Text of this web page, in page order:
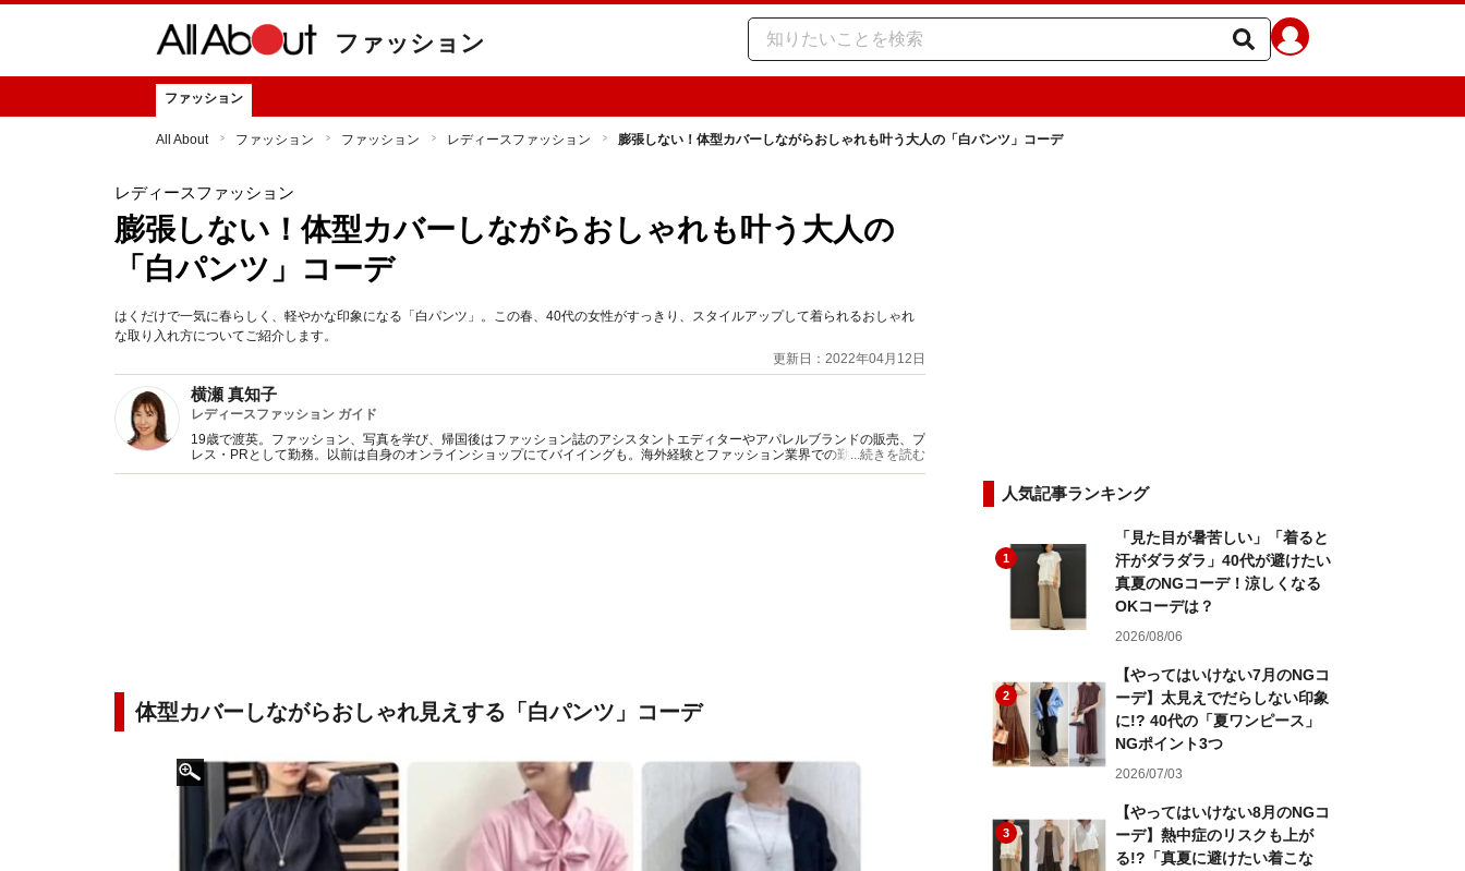
ファッション
ファッション
All About ファッション ファッション レディースファッション 膨張しない！体型カバーしながらおしゃれも叶う大人の「白パンツ」コーデ
レディースファッション
膨張しない！体型カバーしながらおしゃれも叶う大人の
「白パンツ」コーデ
はくだけで一気に春らしく、軽やかな印象になる「白パンツ」。この春、40代の女性がすっきり、スタイルアップして着られるおしゃれ
な取り入れ方についてご紹介します。
更新日：2022年04月12日
横瀬 真知子
レディースファッション ガイド
19歳で渡英。ファッション、写真を学び、帰国後はファッション誌のアシスタントエディターやアパレルブランドの販売、プ
レス・PRとして勤務。以前は自身のオンラインショップにてバイイングも。海外経験とファッション業界での勤務経験から
得た知識をもとに、フレッシュなファッション情報をご提供します。
...続きを読む
体型カバーしながらおしゃれ見えする「白パンツ」コーデ
人気記事ランキング
1
「見た目が暑苦しい」「着ると
汗がダラダラ」40代が避けたい
真夏のNGコーデ！涼しくなる
OKコーデは？
2026/08/06
2
【やってはいけない7月のNGコ
ーデ】太見えでだらしない印象
に!? 40代の「夏ワンピース」
NGポイント3つ
2026/07/03
3
【やってはいけない8月のNGコ
ーデ】熱中症のリスクも上が
る!?「真夏に避けたい着こな